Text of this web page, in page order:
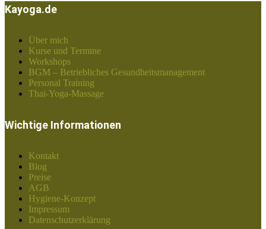
Kayoga.de
Über mich
Kurse und Termine
Workshops
BGM – Betriebliches Gesundheitsmanagement
Personal Training
Thai-Yoga-Massage
Wichtige Informationen
Kontakt
Blog
Preise
AGB
Hygiene-Konzept
Impressum
Datenschutzerklärung